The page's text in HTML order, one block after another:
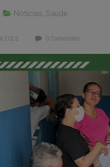
Noticias, Saúde
2023 0 Comentário